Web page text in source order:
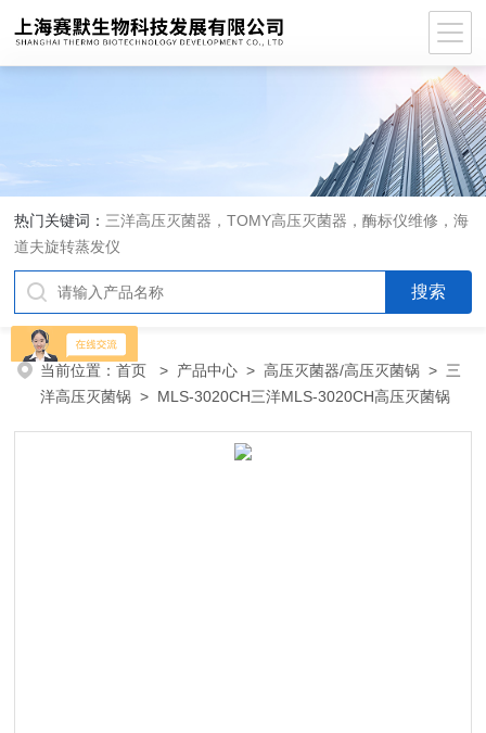
热门关键词： 三洋高压灭菌器，TOMY高压灭菌器，酶标仪维修，海
道夫旋转蒸发仪
当前位置：首页 > 产品中心 >高压灭菌器/高压灭菌锅 > 三
洋高压灭菌锅 > MLS-3020CH三洋MLS-3020CH高压灭菌锅